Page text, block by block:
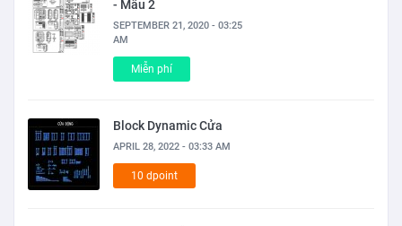
- Mẫu 2
SEPTEMBER 21, 2020 - 03:25
AM
Miễn phí
Block Dynamic Cửa
APRIL 28, 2022 - 03:33 AM
10 dpoint